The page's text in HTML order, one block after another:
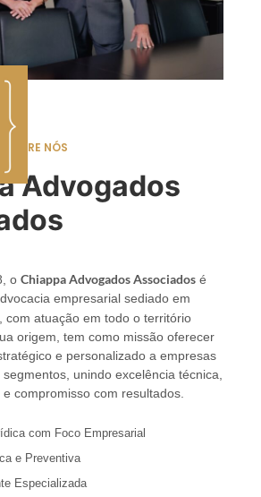
SOBRE NÓS
Advogados
o Chiappa Advogados Associados é
empresarial sediado em
, com atuação em todo o território
origem, tem como missão oferecer
e personalizado a empresas
unindo excelência técnica,
compromisso com resultados.
com Foco Empresarial
e Preventiva
Especializada